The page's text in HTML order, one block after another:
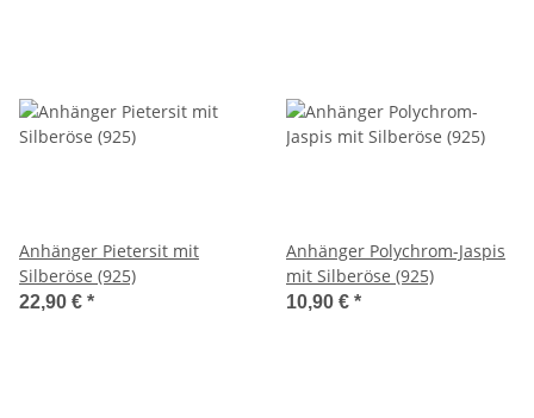
Anhänger Pietersit mit
Silberöse (925)
22,90 € *
Anhänger Polychrom-Jaspis
mit Silberöse (925)
10,90 € *